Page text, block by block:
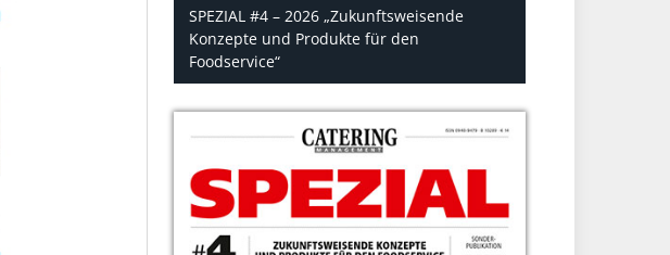
SPEZIAL #4 – 2026 „Zukunftsweisende
Konzepte und Produkte für den
Foodservice“